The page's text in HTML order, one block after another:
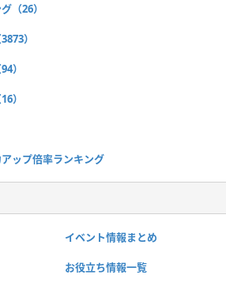
（26）
）
）
）
ップ倍率ランキング
イベント情報まとめ
お役立ち情報一覧